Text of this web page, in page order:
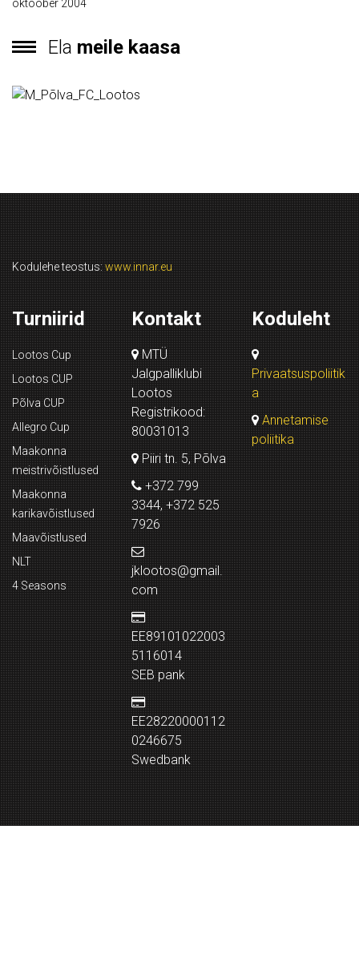
oktoober 2004
Ela meile kaasa
Kodulehe teostus: www.innar.eu
Turniirid
Lootos Cup
Lootos CUP
Põlva CUP
Allegro Cup
Maakonna
meistrivõistlused
Maakonna
karikavõistlused
Maavõistlused
NLT
4 Seasons
Kontakt
MTÜ
Jalgpalliklubi
Lootos
Registrikood:
80031013
Piiri tn. 5, Põlva
+372 799
3344, +372 525
7926
jklootos@gmail.
com
EE89101022003
5116014
SEB pank
EE28220000112
0246675
Swedbank
Koduleht
Privaatsuspoliitik
a
Annetamise
poliitika